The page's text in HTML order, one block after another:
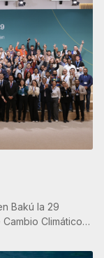
Bakú la 29
Climático…